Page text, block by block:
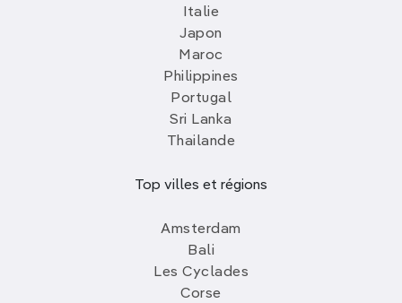
Italie
Japon
Maroc
Philippines
Portugal
Sri Lanka
Thailande
Top villes et régions
Amsterdam
Bali
Les Cyclades
Corse